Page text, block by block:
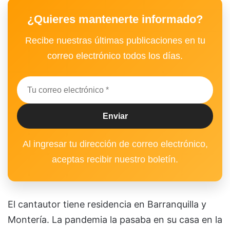
¿Quieres mantenerte informado?
Recibe nuestras últimas publicaciones en tu
correo electrónico todos los días.
Al ingresar tu dirección de correo electrónico,
aceptas recibir nuestro boletín.
El cantautor tiene residencia en Barranquilla y
Montería. La pandemia la pasaba en su casa en la